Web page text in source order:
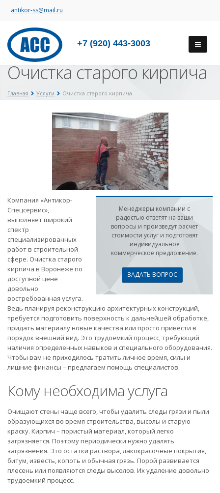
antikor-ss@mail.ru
+7 (920) 443-3003
Очистка старого кирпича
Главная Услуги Очистка старого кирпича
Менеджеры компании с
радостью ответят на ваши
вопросы и произведут расчет
стоимости услуг и подготовят
индивидуальное
коммерческое предложение.
ЗАДАТЬ ВОПРОС
Компания «Антикор-
Спецсервис»,
выполняет широкий
спектр
специализированных
работ в строительной
сфере. Очистка старого
кирпича в Воронеже по
доступной цене
довольно
востребованная услуга.
Ведь планируя реконструкцию архитектурных конструкций,
требуется подготовить поверхность к дальнейшей обработке,
придать материалу новые качества или просто привести в
порядок внешний вид. Это трудоемкий процесс, требующий
наличия определенных навыков и специального оборудования.
Чтобы вам не приходилось тратить личное время, силы и
лишние финансы – предлагаем помощь специалистов.
Кому необходима услуга
Очищают стены чаще всего, чтобы удалить следы грязи и пыли
образующихся во время строительства, высолы и старую
краску. Кирпич – пористый материал, который легко
загрязняется. Поэтому периодически нужно удалять
загрязнения. Это остатки раствора, лакокрасочные покрытия,
битум, известь, копоть и обычная грязь. Порой развивается
плесень или появляются следы высолов. Их удаление довольно
трудоемкий процесс.